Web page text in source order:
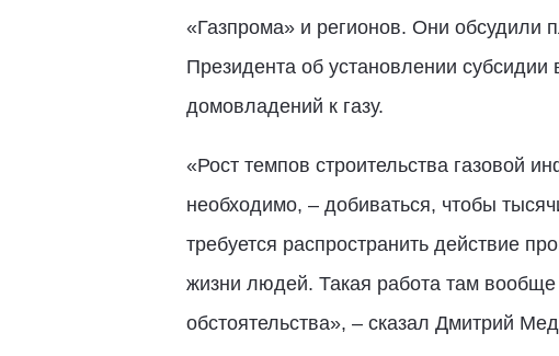
«Газпрома» и регионов. Они обсудили
Президента об установлении
домовладений к газу.
«Рост темпов строительства газовой
необходимо, – добиваться, чтобы
требуется распространить действие
жизни людей. Такая работа там вообще
обстоятельства», – сказал Дмитрий